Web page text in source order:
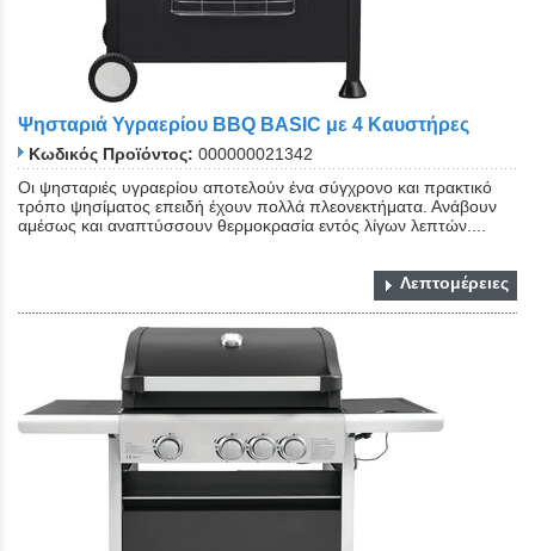
Ψησταριά Υγραερίου BBQ BASIC με 4 Καυστήρες
Κωδικός Προϊόντος: 000000021342
Οι ψησταριές υγραερίου αποτελούν ένα σύγχρονο και πρακτικό
τρόπο ψησίματος επειδή έχουν πολλά πλεονεκτήματα. Ανάβουν
αμέσως και αναπτύσσουν θερμοκρασία εντός λίγων λεπτών....
Λεπτομέρειες